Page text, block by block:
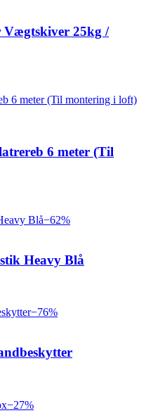
Vægtskiver 25kg /
6 meter (Til
−62%
Heavy Blå
−76%
−27%